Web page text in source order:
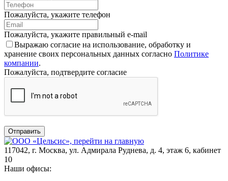
Пожалуйста, укажите телефон
Пожалуйста, укажите правильный e-mail
Выражаю согласие на использование, обработку и
хранение своих персональных данных согласно Политике
компании.
Пожалуйста, подтвердите согласие
Отправить
117042, г. Москва, ул. Адмирала Руднева, д. 4, этаж 6, кабинет
10
Наши офисы: